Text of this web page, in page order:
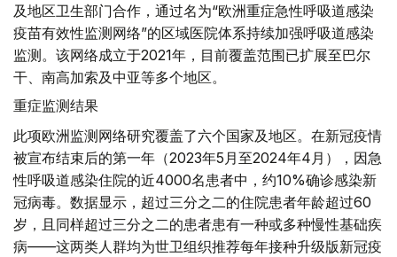
及地区卫生部门合作，通过名为“欧洲重症急性呼吸道感染
疫苗有效性监测网络”的区域医院体系持续加强呼吸道感染
监测。该网络成立于2021年，目前覆盖范围已扩展至巴尔
干、南高加索及中亚等多个地区。
重症监测结果
此项欧洲监测网络研究覆盖了六个国家及地区。在新冠疫情
被宣布结束后的第一年（2023年5月至2024年4月），因急
性呼吸道感染住院的近4000名患者中，约10%确诊感染新
冠病毒。数据显示，超过三分之二的住院患者年龄超过60
岁，且同样超过三分之二的患者患有一种或多种慢性基础疾
病——这两类人群均为世卫组织推荐每年接种升级版新冠疫